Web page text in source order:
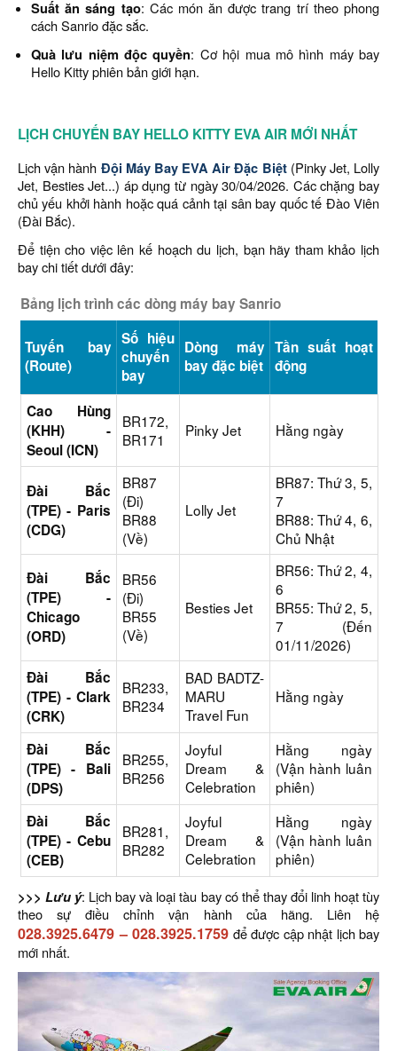
Suất ăn sáng tạo: Các món ăn được trang trí theo phong
cách Sanrio đặc sắc.
Quà lưu niệm độc quyền: Cơ hội mua mô hình máy bay
Hello Kitty phiên bản giới hạn.
LỊCH CHUYẾN BAY HELLO KITTY EVA AIR MỚI NHẤT
Lịch vận hành Đội Máy Bay EVA Air Đặc Biệt(Pinky Jet, Lolly
Jet, Besties Jet...) áp dụng từ ngày 30/04/2026. Các chặng bay
chủ yếu khởi hành hoặc quá cảnh tại sân bay quốc tế Đào Viên
(Đài Bắc).
Để tiện cho việc lên kế hoạch du lịch, bạn hãy tham khảo lịch
bay chi tiết dưới đây:
Bảng lịch trình các dòng máy bay Sanrio
Tuyến bay
(Route)
Số hiệu
chuyến
bay
Dòng máy
bay đặc biệt
Tần suất hoạt
động
Cao Hùng
(KHH) -
Seoul (ICN)
BR172,
BR171
Pinky Jet Hằng ngày
Đài Bắc
(TPE) - Paris
(CDG)
BR87
(Đi)
BR88
(Về)
Lolly Jet
BR87: Thứ 3, 5,
7
BR88: Thứ 4, 6,
Chủ Nhật
Đài Bắc
(TPE) -
Chicago
(ORD)
BR56
(Đi)
BR55
(Về)
Besties Jet
BR56: Thứ 2, 4,
6
BR55: Thứ 2, 5,
7 (Đến
01/11/2026)
Đài Bắc
(TPE) - Clark
(CRK)
BR233,
BR234
BAD BADTZ-
MARU
Travel Fun
Hằng ngày
Đài Bắc
(TPE) - Bali
(DPS)
BR255,
BR256
Joyful
Dream &
Celebration
Hằng ngày
(Vận hành luân
phiên)
Đài Bắc
(TPE) - Cebu
(CEB)
BR281,
BR282
Joyful
Dream &
Celebration
Hằng ngày
(Vận hành luân
phiên)
>>> Lưu ý: Lịch bay và loại tàu bay có thể thay đổi linh hoạt tùy
theo sự điều chỉnh vận hành của hãng. Liên hệ
028.3925.6479 – 028.3925.1759 để được cập nhật lịch bay
mới nhất.